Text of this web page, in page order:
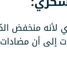
لأنه منخفض
إلى أن